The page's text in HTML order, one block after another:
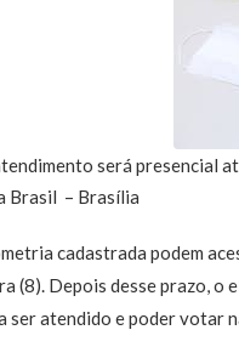
será presencial
Brasil – Brasília
cadastrada podem
(8). Depois desse prazo,
ser atendido e poder votar